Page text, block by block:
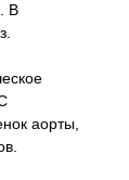
В
аорты,